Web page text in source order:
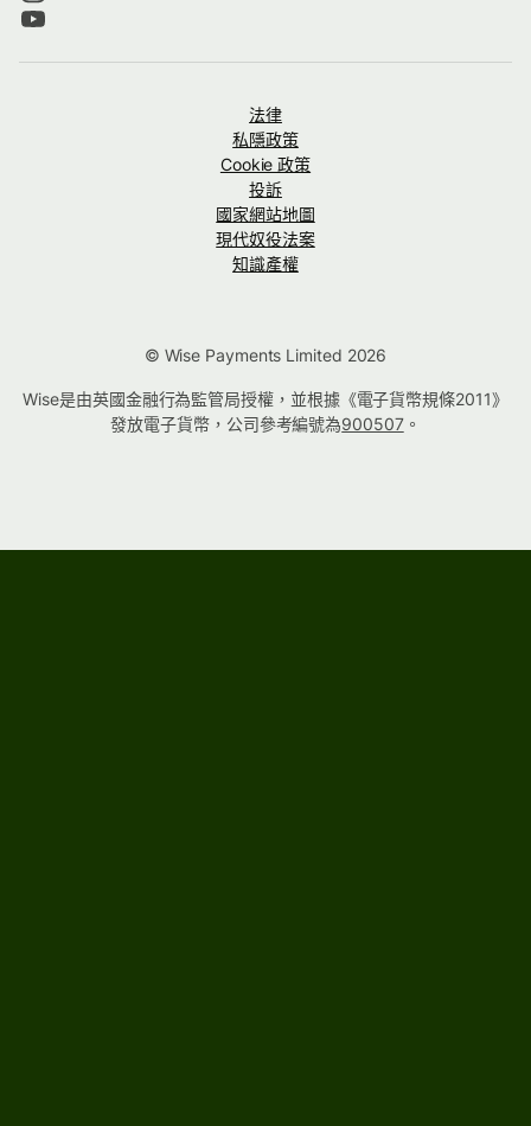
法律
私隱政策
Cookie 政策
投訴
國家網站地圖
現代奴役法案
知識產權
© Wise Payments Limited 2026
Wise是由英國金融行為監管局授權，並根據《電子貨幣規條2011》
發放電子貨幣，公司參考編號為900507。